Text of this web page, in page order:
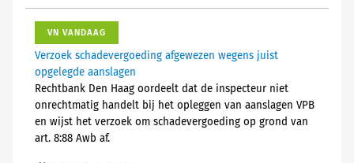
VN VANDAAG
Verzoek schadevergoeding afgewezen wegens juist
opgelegde aanslagen
Rechtbank Den Haag oordeelt dat de inspecteur niet
onrechtmatig handelt bij het opleggen van aanslagen VPB
en wijst het verzoek om schadevergoeding op grond van
art. 8:88 Awb af.